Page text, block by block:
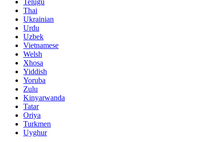
Thai
Ukrainian
Urdu
Uzbek
Vietnamese
Welsh
Xhosa
Yiddish
Yoruba
Zulu
Kinyarwanda
Tatar
Oriya
Turkmen
Uyghur